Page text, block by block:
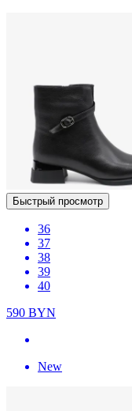
Быстрый просмотр
36
37
38
39
40
590 BYN
New